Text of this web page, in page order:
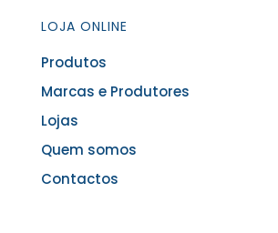
LOJA ONLINE
Produtos
Marcas e Produtores
Lojas
Quem somos
Contactos